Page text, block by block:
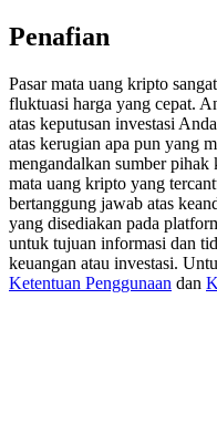
Precious Metals
Trade Gold & Silver ·
USDT New User
USDT Flexible
Penafian
Pasar mata uang kripto
fluktuasi harga yang cepat.
atas keputusan investasi
atas kerugian apa pun yang
mengandalkan sumber
mata uang kripto yang
bertanggung jawab atas
yang disediakan pada
untuk tujuan informasi dan
keuangan atau investasi.
Ketentuan Penggunaan dan